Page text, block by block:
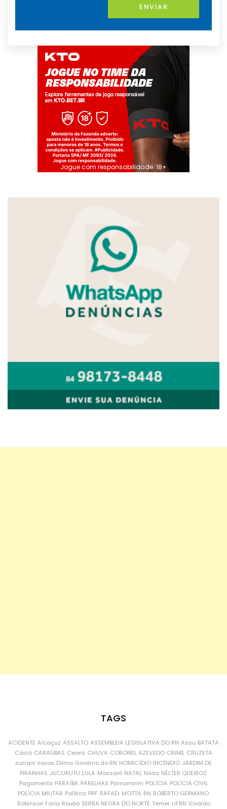
ENVIAR
Jogue com responsabilidade. 18+
TAGS
ACIDENTE Alcaçuz ASSALTO ASSEMBLEIA LEGISLATIVA DO RN Assu BATATA
Caicó CARAÚBAS Ceará CHUVA CORONEL AZEVEDO CRIME CRUZETA
currais novos Dilma Governo do RN HOMICÍDIO INCÊNDIO JARDIM DE
PIRANHAS JUCURUTU LULA Mossoró NATAL Nilda NÉLTER QUEIROZ
Pagamento PARAÍBA PARELHAS Parnamirim POLÍCIA POLÍCIA CIVIL
POLÍCIA MILITAR Política PRF RAFAEL MOTTA RN ROBERTO GERMANO
Robinson Faria Roubo SERRA NEGRA DO NORTE Temer UFRN Vivaldo